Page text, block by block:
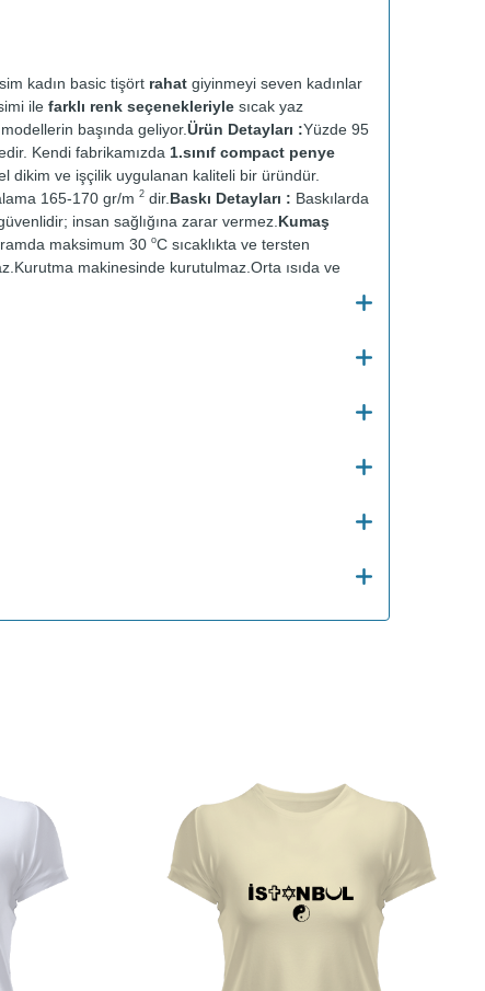
kadın basic tişört rahat giyinmeyi seven kadınlar
ile farklı renk seçenekleriyle sıcak yaz
başında geliyor.Ürün Detayları :Yüzde 95
Kendi fabrikamızda 1.sınıf compact penye
dikim ve işçilik uygulanan kaliteli bir üründür.
165-170 gr/m 2 dir. Baskı Detayları : Baskılarda
insan sağlığına zarar vermez. Kumaş
maksimum 30 oC sıcaklıkta ve tersten
Kurutma makinesinde kurutulmaz. Orta ısıda ve